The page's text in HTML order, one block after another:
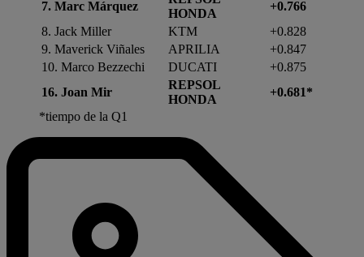
7. Marc Márquez
HONDA
+0.766
8. Jack Miller
KTM
+0.828
9. Maverick Viñales
APRILIA
+0.847
10. Marco Bezzechi
DUCATI
+0.875
16. Joan Mir
REPSOL
HONDA
+0.681*
*tiempo de la Q1